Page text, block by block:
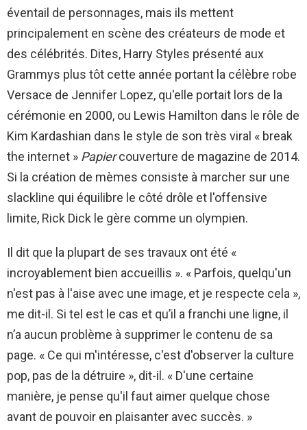
éventail de personnages, mais ils mettent
principalement en scène des créateurs de mode et
des célébrités. Dites, Harry Styles présenté aux
Grammys plus tôt cette année portant la célèbre robe
Versace de Jennifer Lopez, qu'elle portait lors de la
cérémonie en 2000, ou Lewis Hamilton dans le rôle de
Kim Kardashian dans le style de son très viral « break
the internet » Papiercouverture de magazine de 2014.
Si la création de mèmes consiste à marcher sur une
slackline qui équilibre le côté drôle et l'offensive
limite, Rick Dick le gère comme un olympien.
Il dit que la plupart de ses travaux ont été «
incroyablement bien accueillis ». « Parfois, quelqu'un
n'est pas à l'aise avec une image, et je respecte cela »,
me dit-il. Si tel est le cas et qu’il a franchi une ligne, il
n’a aucun problème à supprimer le contenu de sa
page. « Ce qui m'intéresse, c'est d'observer la culture
pop, pas de la détruire », dit-il. « D'une certaine
manière, je pense qu'il faut aimer quelque chose
avant de pouvoir en plaisanter avec succès. »